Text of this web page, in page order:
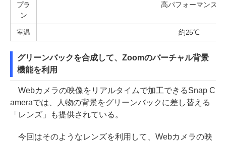
プラ
ン
高パフォーマンス
室温 約25℃
グリーンバックを合成して、Zoomのバーチャル背景
機能を利用
Webカメラの映像をリアルタイムで加工できるSnap C
ameraでは、人物の背景をグリーンバックに差し替える
「レンズ」も提供されている。
今回はそのようなレンズを利用して、Webカメラの映